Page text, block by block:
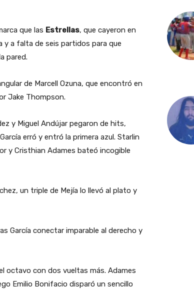
que las Estrellas, que cayeron en
y a falta de seis partidos para que
pared.
de Marcell Ozuna, que encontró en
Jake Thompson.
y Miguel Andújar pegaron de hits,
erró y entró la primera azul. Starlin
y Cristhian Adames bateó incogible
un triple de Mejía lo llevó al plato y
García conectar imparable al derecho y
octavo con dos vueltas más. Adames
Emilio Bonifacio disparó un sencillo